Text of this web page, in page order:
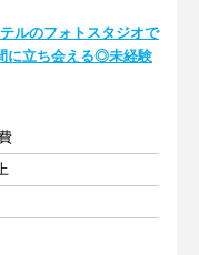
ルのフォトスタジオで
に立ち会える◎未経験